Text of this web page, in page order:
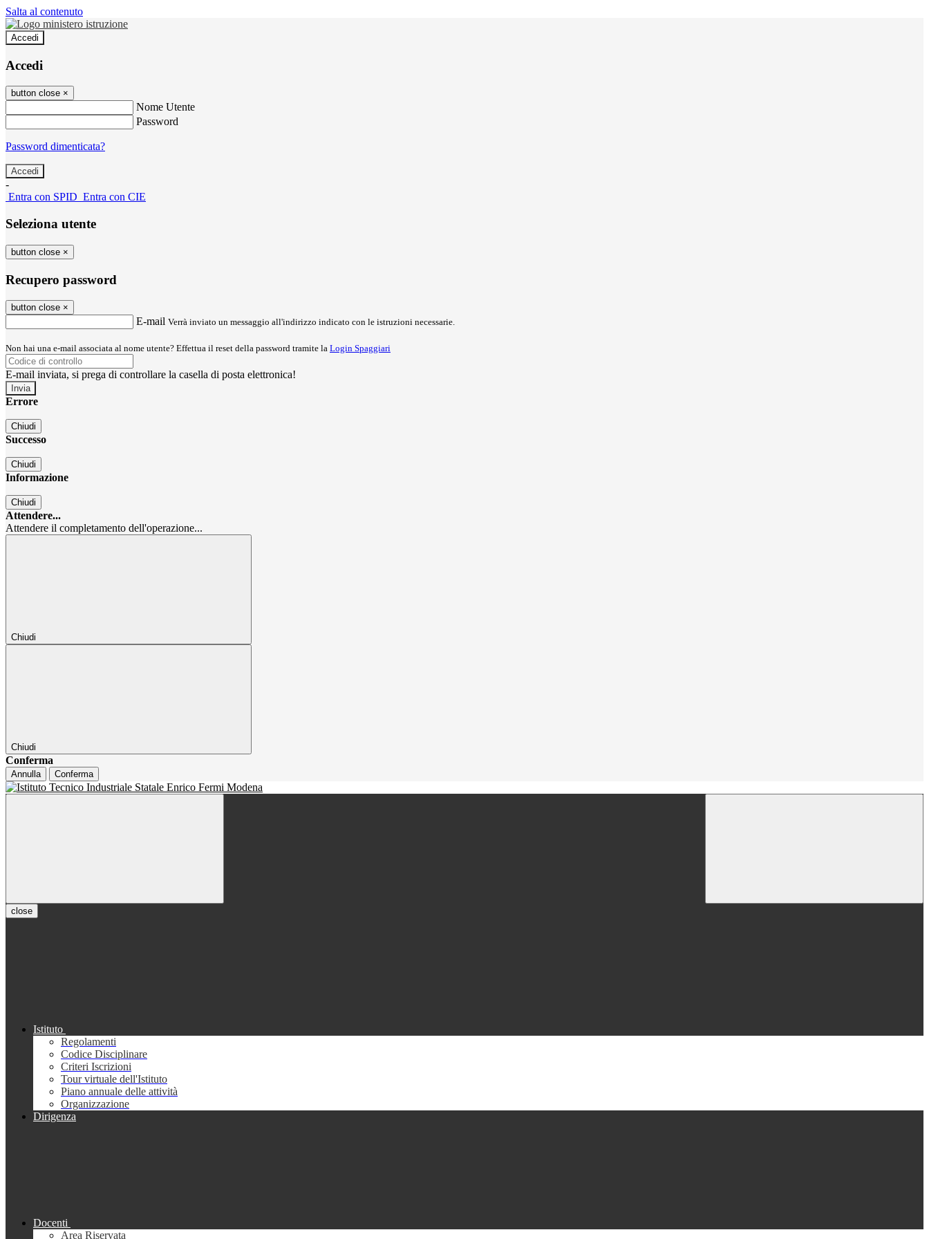
Salta al contenuto
Accedi
Accedi
button close ×
Nome Utente
Password
Password dimenticata?
-
Entra con SPID Entra con CIE
Seleziona utente
button close ×
Recupero password
button close ×
E-mail Verrà inviato un messaggio all'indirizzo indicato con le istruzioni necessarie.
Non hai una e-mail associata al nome utente? Effettua il reset della password tramite la Login Spaggiari
E-mail inviata, si prega di controllare la casella di posta elettronica!
Errore
Chiudi
Successo
Chiudi
Informazione
Chiudi
Attendere...
Attendere il completamento dell'operazione...
Chiudi
Chiudi
Conferma
Annulla Conferma
close
Istituto
Regolamenti
Codice Disciplinare
Criteri Iscrizioni
Tour virtuale dell'Istituto
Piano annuale delle attività
Organizzazione
Dirigenza
Docenti
Area Riservata